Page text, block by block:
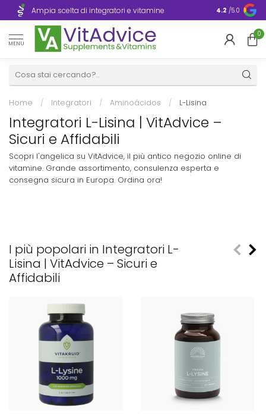
Ampia scelta di integratori e vitamine Consegna
Europa
4.2 /5.0
MENU
0
Home / Integratori / Aminoácidos / L-Lisina
Integratori L-Lisina | VitAdvice –
Sicuri e Affidabili
Scopri l'angelica su VitAdvice, il più antico negozio online di
vitamine. Grande assortimento, consulenza esperta e
consegna sicura in Europa. Ordina ora!
I più popolari in Integratori L-
Lisina | VitAdvice – Sicuri e
Affidabili